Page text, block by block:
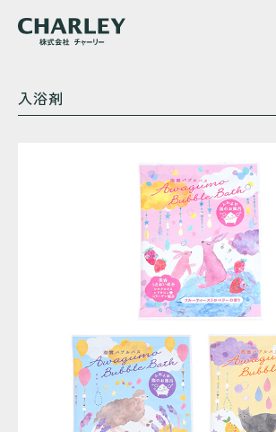
入浴剤